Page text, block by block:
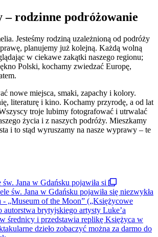
– rodzinne podróżowanie
Jesteśmy rodziną uzależnioną od podróży
planujemy już kolejną. Każdą wolną
w ciekawe zakątki naszego regionu;
Polski, kochamy zwiedzać Europę,
nowe miejsca, smaki, zapachy i kolory.
literaturę i kino. Kochamy przyrodę, a od lat
troje lubimy fotografować i utrwalać
życia i z naszych podróży. Mieszkamy
i to stąd wyruszamy na nasze wyprawy – te
Jana w Gdańsku pojawiła si